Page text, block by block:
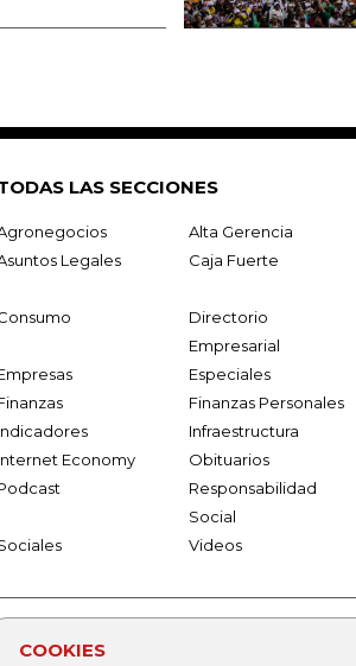
COOKIES
LAS SECCIONES
Alta Gerencia
Legales
Caja Fuerte
Directorio
Empresarial
Especiales
Finanzas Personales
Infraestructura
Economy
Obituarios
Responsabilidad
Social
Videos